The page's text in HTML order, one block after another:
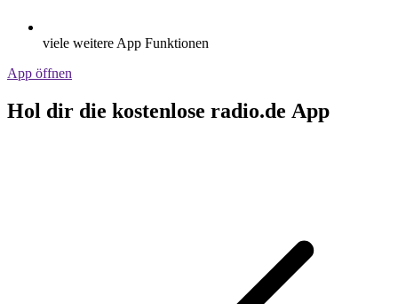
viele weitere App Funktionen
App öffnen
Hol dir die kostenlose radio.de App